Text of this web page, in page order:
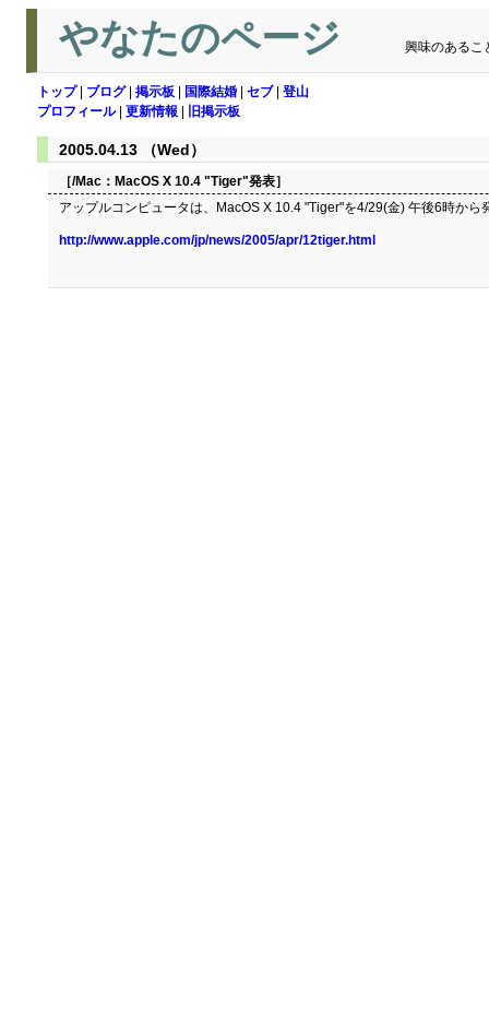
やなたのページ 興味のあるこ
トップ| ブログ| 掲示板 国際結婚 セブ| 登山
プロフィール| 更新情報 旧掲示板
2005.04.13 （Wed）
［/Mac： MacOS X 10.4 "Tiger"発表］
アップルコンピュータは、MacOS X 10.4 "Tiger"を4/29(金) 午後6時から
http://www.apple.com/jp/news/2005/apr/12tiger.html